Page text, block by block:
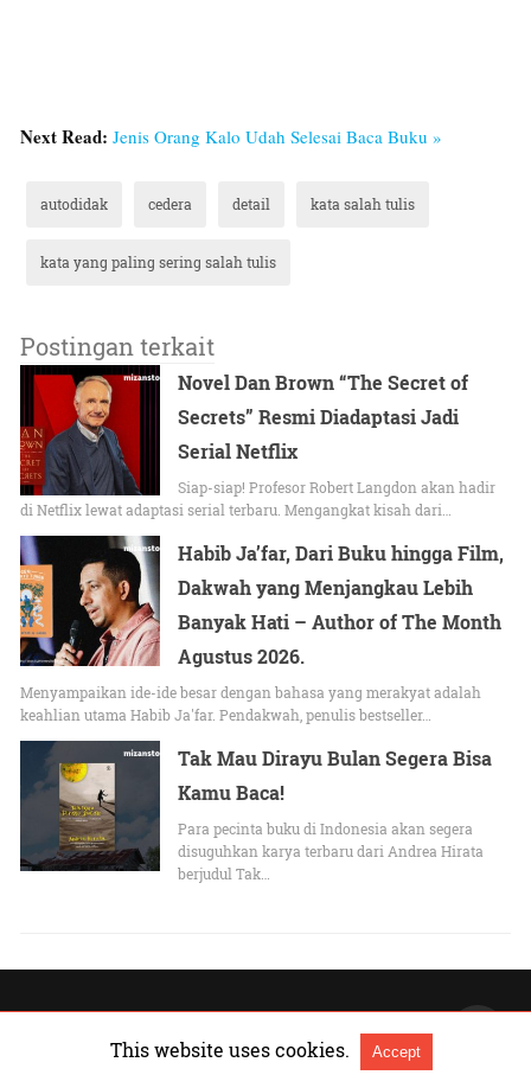
Next Read: Jenis Orang Kalo Udah Selesai Baca Buku »
autodidak cedera detail kata salah tulis
kata yang paling sering salah tulis
Postingan terkait
Novel Dan Brown “The Secret of
Secrets” Resmi Diadaptasi Jadi
Serial Netflix
Siap-siap! Profesor Robert Langdon akan hadir
di Netflix lewat adaptasi serial terbaru. Mengangkat kisah dari…
Habib Ja’far, Dari Buku hingga Film,
Dakwah yang Menjangkau Lebih
Banyak Hati – Author of The Month
Agustus 2026.
Menyampaikan ide-ide besar dengan bahasa yang merakyat adalah
keahlian utama Habib Ja'far. Pendakwah, penulis bestseller…
Tak Mau Dirayu Bulan Segera Bisa
Kamu Baca!
Para pecinta buku di Indonesia akan segera
disuguhkan karya terbaru dari Andrea Hirata
berjudul Tak…
This website uses cookies. Accept